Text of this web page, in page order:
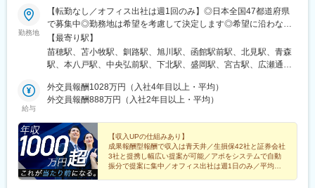
期間とお考え下さい。
その後、2週間かけて営業同行や商談のロールプレイングを実施。
個人差はありますが、早い方で2週間後に2日程度の営業活動を行
っていただきます。
その後、再度先輩社員と営業同行を行い、フィードバックをもら
うというサイクルを繰り返しながら徐々に仕事の進め方について
覚えていただく予定です。
■営業ノルマ・目標について：
す。
■月刊エー・クラスについて：
秋田市全戸へ無料配布をしているタウン情報誌。発行部数14万
部。毎月250～300社の広告掲載を行っており、多い時で掲載社数
勤務地
【転勤なし／オフィス出社は週1回のみ】◎日本全国47都道府県
で募集中◎勤務地は希望を考慮して決定します◎希望に沿わない
転勤はありません＜本社＞■東京都台東区浅草橋1-1-8 FP浅草橋ビ
ル・JR中央・総武線『浅草橋駅』西口出口より徒歩約2分・都営
地下鉄浅草線『浅草橋駅』A2出口より徒歩約3分・JR総武線快速
禁煙）▼勤務地の詳細は以下をご確認ください
【最寄り駅】
苗穂駅、苫小牧駅、釧路駅、旭川駅、函館駅前駅、北見駅、青森
駅、本八戸駅、中央弘前駅、下北駅、盛岡駅、宮古駅、広瀬通
駅、南長井駅、さくらんぼ東根駅、郡山駅(福島県)、いわき駅、福
島駅(福島県)、小見川駅、つくば駅、偕楽園駅、東宿郷駅、小山
(埼玉県)、川越駅、御花畑駅、南浦和駅、東松山駅、深谷駅、葭川
公園駅、京成成田駅、海浜幕張駅、船橋駅、柏駅、水道橋駅、末
広町駅(東京都)、馬喰町駅、吉祥寺駅、町田駅、自由が丘駅、立川
駅、京王八王子駅、岩本町駅、日本大通り駅、伊勢佐木長者町
駅、藤沢駅、平塚駅、沼津駅、高島町駅、馬車道駅、みなとみら
給与
外交員報酬1028万円（入社4年目以上・平均）
外交員報酬888万円（入社2年目以上・平均）
【収入UPの仕組みあり】
成果報酬型報酬で収入は青天井／生損保42社と証券会社
3社と提携し幅広い提案が可能／アポをシステムで自動
振分で提案に集中／オフィス出社は週1日のみ／平均外